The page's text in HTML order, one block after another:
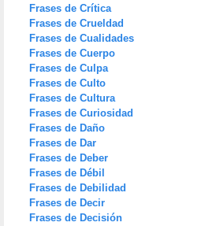
Frases de Crítica
Frases de Crueldad
Frases de Cualidades
Frases de Cuerpo
Frases de Culpa
Frases de Culto
Frases de Cultura
Frases de Curiosidad
Frases de Daño
Frases de Dar
Frases de Deber
Frases de Débil
Frases de Debilidad
Frases de Decir
Frases de Decisión